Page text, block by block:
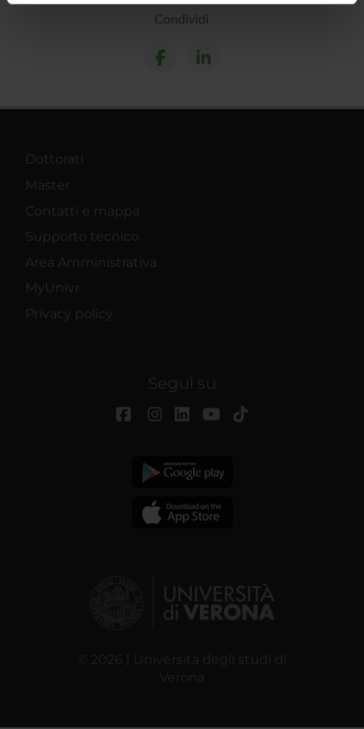
pubblicità e social media, i quali potrebbero combinarle
con altre informazioni che hai fornito loro o che hanno
Condividi
Dottorati
Master
Contatti e mappa
Supporto tecnico
Area Amministrativa
MyUnivr
Privacy policy
Segui su
© 2026 | Università degli studi di
Verona